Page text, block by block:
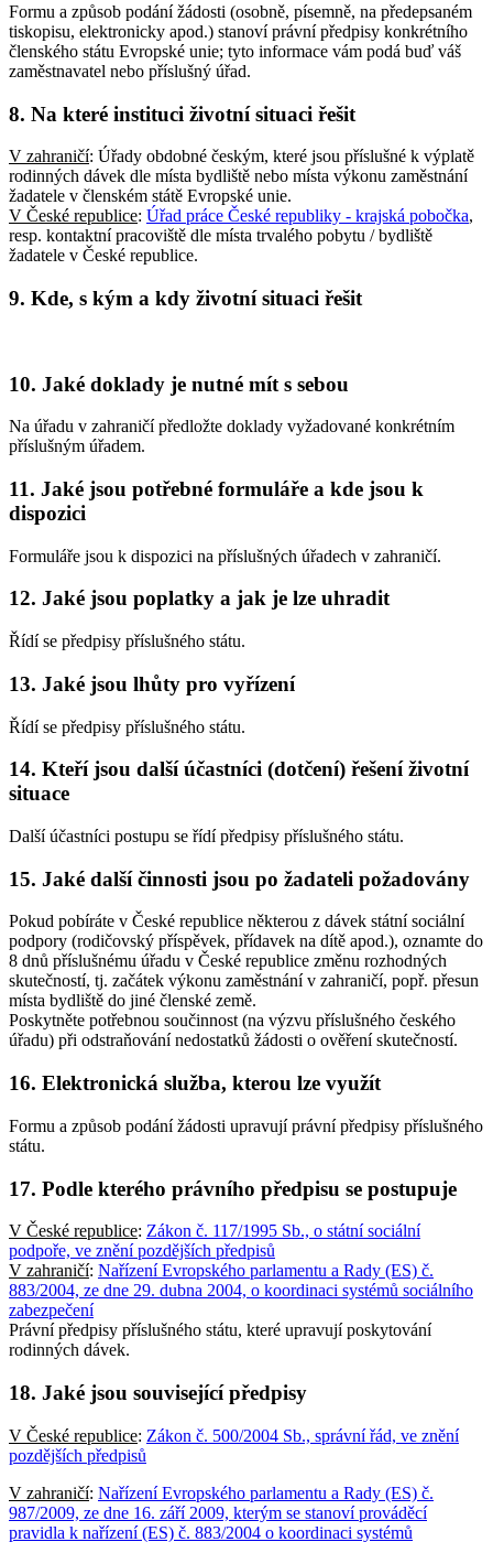
Formu a způsob podání žádosti (osobně, písemně, na předepsaném
tiskopisu, elektronicky apod.) stanoví právní předpisy konkrétního
členského státu Evropské unie; tyto informace vám podá buď váš
zaměstnavatel nebo příslušný úřad.
8. Na které instituci životní situaci řešit
V zahraničí: Úřady obdobné českým, které jsou příslušné k výplatě
rodinných dávek dle místa bydliště nebo místa výkonu zaměstnání
žadatele v členském státě Evropské unie.
V České republice: Úřad práce České republiky - krajská pobočka,
resp. kontaktní pracoviště dle místa trvalého pobytu / bydliště
žadatele v České republice.
9. Kde, s kým a kdy životní situaci řešit
10. Jaké doklady je nutné mít s sebou
Na úřadu v zahraničí předložte doklady vyžadované konkrétním
příslušným úřadem.
11. Jaké jsou potřebné formuláře a kde jsou k
dispozici
Formuláře jsou k dispozici na příslušných úřadech v zahraničí.
12. Jaké jsou poplatky a jak je lze uhradit
Řídí se předpisy příslušného státu.
13. Jaké jsou lhůty pro vyřízení
Řídí se předpisy příslušného státu.
14. Kteří jsou další účastníci (dotčení) řešení životní
situace
Další účastníci postupu se řídí předpisy příslušného státu.
15. Jaké další činnosti jsou po žadateli požadovány
Pokud pobíráte v České republice některou z dávek státní sociální
podpory (rodičovský příspěvek, přídavek na dítě apod.), oznamte do
8 dnů příslušnému úřadu v České republice změnu rozhodných
skutečností, tj. začátek výkonu zaměstnání v zahraničí, popř. přesun
místa bydliště do jiné členské země.
Poskytněte potřebnou součinnost (na výzvu příslušného českého
úřadu) při odstraňování nedostatků žádosti o ověření skutečností.
16. Elektronická služba, kterou lze využít
Formu a způsob podání žádosti upravují právní předpisy příslušného
státu.
17. Podle kterého právního předpisu se postupuje
V České republice: Zákon č. 117/1995 Sb., o státní sociální
podpoře, ve znění pozdějších předpisů
V zahraničí: Nařízení Evropského parlamentu a Rady (ES) č.
883/2004, ze dne 29. dubna 2004, o koordinaci systémů sociálního
zabezpečení
Právní předpisy příslušného státu, které upravují poskytování
rodinných dávek.
18. Jaké jsou související předpisy
V České republice: Zákon č. 500/2004 Sb., správní řád, ve znění
pozdějších předpisů
V zahraničí: Nařízení Evropského parlamentu a Rady (ES) č.
987/2009, ze dne 16. září 2009, kterým se stanoví prováděcí
pravidla k nařízení (ES) č. 883/2004 o koordinaci systémů